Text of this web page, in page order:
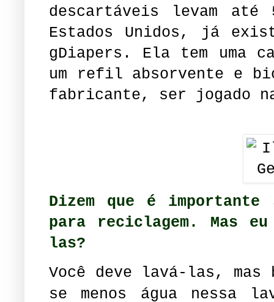
descartáveis levam até
Estados Unidos, já
gDiapers. Ela tem uma
um refil absorvente e
fabricante, ser jogado
Dizem que é importante
para reciclagem. Mas
las?
Você deve lavá-las, mas
se menos água nessa